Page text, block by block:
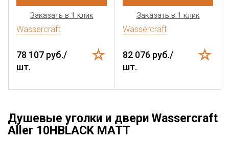
Заказать в 1 клик
Wassercraft
78 107 руб./
шт.
Заказать в 1 клик
Wassercraft
82 076 руб./
шт.
Душевые уголки и двери Wassercraft
Aller 10HBLACK MATT